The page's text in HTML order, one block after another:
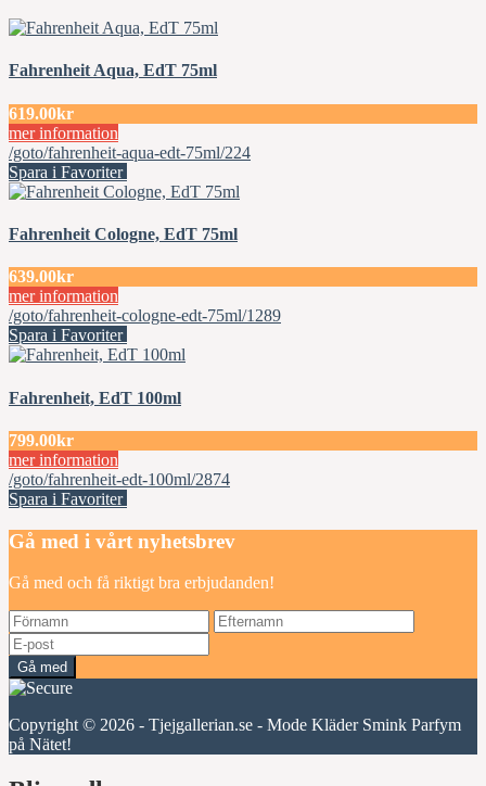
Fahrenheit Aqua, EdT 75ml
619.00kr
mer information
/goto/fahrenheit-aqua-edt-75ml/224
Spara i Favoriter
Fahrenheit Cologne, EdT 75ml
639.00kr
mer information
/goto/fahrenheit-cologne-edt-75ml/1289
Spara i Favoriter
Fahrenheit, EdT 100ml
799.00kr
mer information
/goto/fahrenheit-edt-100ml/2874
Spara i Favoriter
Gå med i vårt nyhetsbrev
Gå med och få riktigt bra erbjudanden!
Gå med
Copyright © 2026 - Tjejgallerian.se - Mode Kläder Smink Parfym
på Nätet!